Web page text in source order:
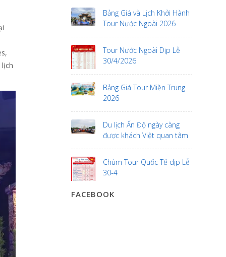
Bảng Giá và Lịch Khởi Hành
Tour Nước Ngoài 2026
Tour Nước Ngoài Dịp Lễ
30/4/2026
Bảng Giá Tour Miền Trung
2026
Du lịch Ấn Độ ngày càng
được khách Việt quan tâm
Chùm Tour Quốc Tế dịp Lễ
30-4
FACEBOOK